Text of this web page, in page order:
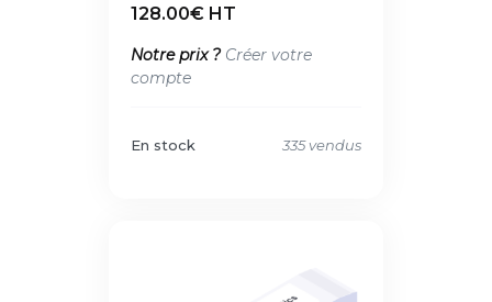
128.00€ HT
Notre prix ? Créer votre
compte
En stock 335 vendus